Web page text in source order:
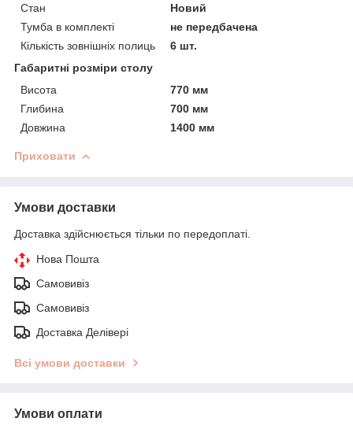
Стан
Новий
Тумба в комплекті
не передбачена
Кількість зовнішніх полиць
6 шт.
Габаритні розміри столу
Висота
770 мм
Глибина
700 мм
Довжина
1400 мм
Приховати
Умови доставки
Доставка здійснюється тільки по передоплаті.
Нова Пошта
Самовивіз
Самовивіз
Доставка Делівері
Всі умови доставки
Умови оплати